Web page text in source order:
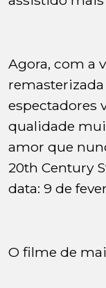
Agora, com a
remasterizada
espectadores
qualidade
amor que
20th Century
data: 9 de
O filme de